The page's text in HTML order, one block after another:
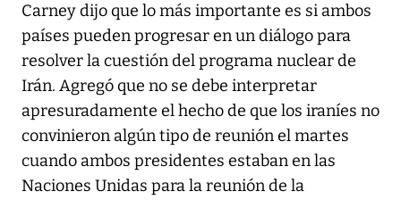
Carney dijo que lo más importante es si ambos
países pueden progresar en un diálogo para
resolver la cuestión del programa nuclear de
Irán. Agregó que no se debe interpretar
apresuradamente el hecho de que los iraníes no
convinieron algún tipo de reunión el martes
cuando ambos presidentes estaban en las
Naciones Unidas para la reunión de la